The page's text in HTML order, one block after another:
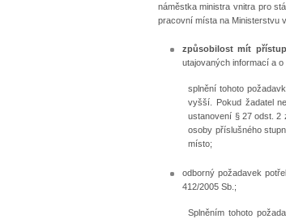
náměstka ministra vnitra pro
pracovní místa na Ministerstvu
způsobilost mít
utajovaných informací a
splnění tohoto
vyšší. Pokud žadatel
ustanovení § 27 odst. 2
osoby příslušného
místo;
odborný požadavek
412/2005 Sb.;
Splněním tohoto